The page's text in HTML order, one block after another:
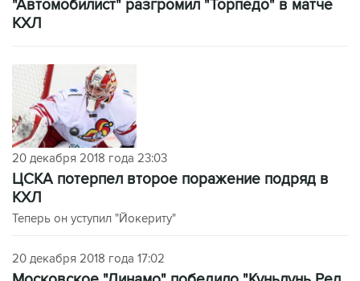
"Автомобилист" разгромил "Торпедо" в матче
КХЛ
20 декабря 2018 года 23:03
ЦСКА потерпел второе поражение подряд в
КХЛ
Теперь он уступил "Йокериту"
20 декабря 2018 года 17:02